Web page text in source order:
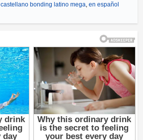
castellano bonding latino mega, en español